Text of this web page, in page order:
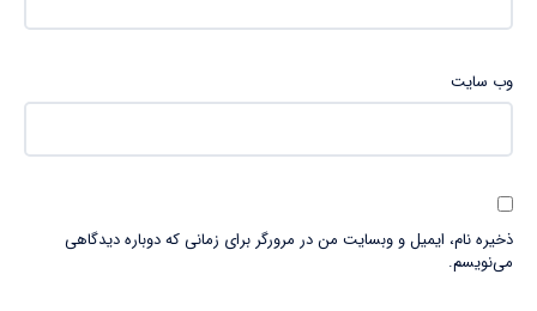
وب‌ سایت
ذخیره نام، ایمیل و وبسایت من در مرورگر برای زمانی که دوباره دیدگاهی
می‌نویسم.